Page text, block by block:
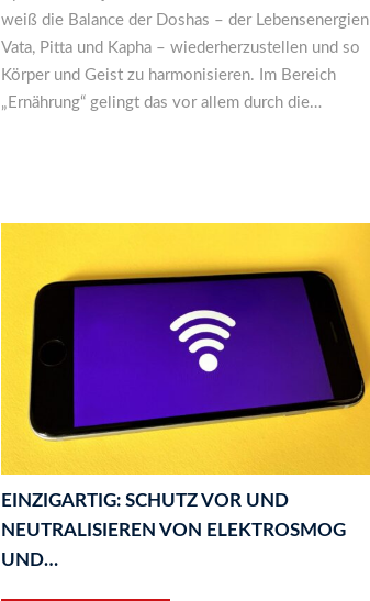
weiß die Balance der Doshas – der Lebensenergien
Vata, Pitta und Kapha – wiederherzustellen und so
Körper und Geist zu harmonisieren. Im Bereich
„Ernährung“ gelingt das vor allem durch die…
EINZIGARTIG: SCHUTZ VOR UND
NEUTRALISIEREN VON ELEKTROSMOG
UND…